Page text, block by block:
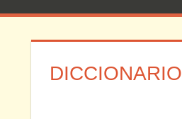
DICCIONARIO